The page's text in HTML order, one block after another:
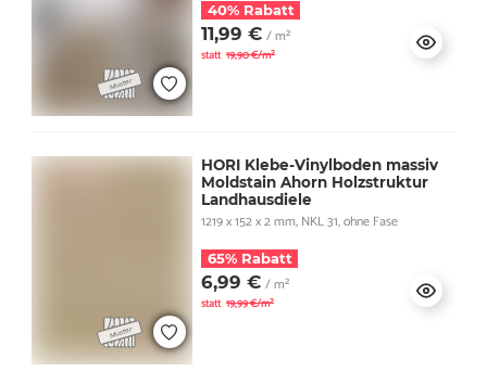
40% Rabatt
11,99 € / m²
statt 19,90 €/m²
HORI Klebe-Vinylboden massiv
Moldstain Ahorn Holzstruktur
Landhausdiele
1219 x 152 x 2 mm, NKL 31, ohne Fase
65% Rabatt
6,99 € / m²
statt 19,99 €/m²